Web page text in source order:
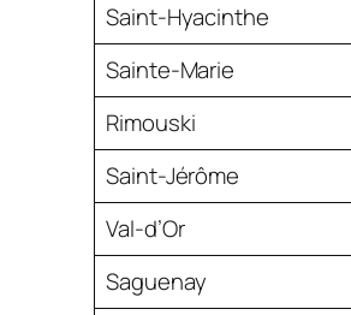
Saint-Hyacinthe
Sainte-Marie
Rimouski
Saint-Jérôme
Val-d’Or
Saguenay